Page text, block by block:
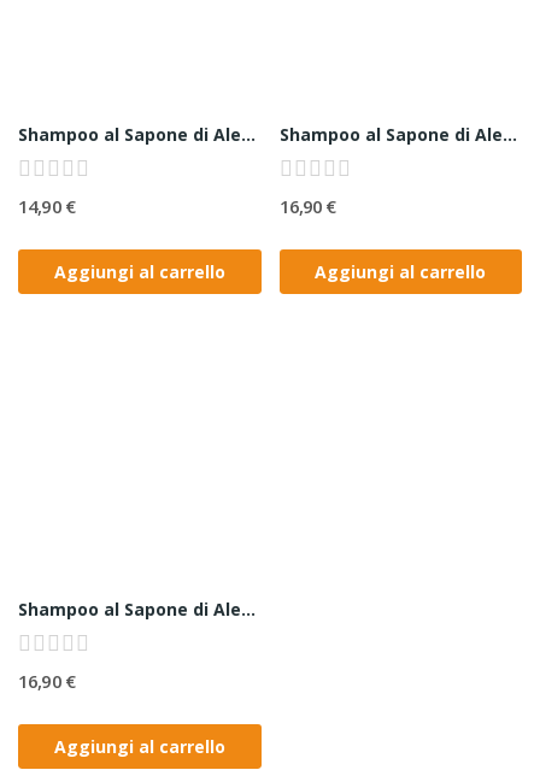
Shampoo al Sapone di Aleppo per Capelli Normali...
14,90 €
Aggiungi al carrello
Shampoo al Sapone di Aleppo per Capelli Secchi...
16,90 €
Aggiungi al carrello
Shampoo al Sapone di Aleppo per Capelli Grassi...
16,90 €
Aggiungi al carrello